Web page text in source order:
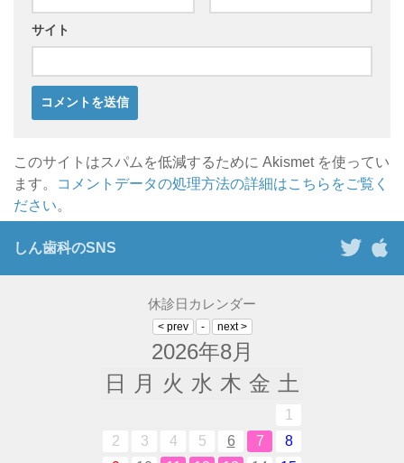
サイト
このサイトはスパムを低減するために Akismet を使ってい
ます。
コメントデータの処理方法の詳細はこちらをご覧く
ださい。
しん歯科のSNS
休診日カレンダー
2026年8月
日
月 火 水 木 金 土
1
2
3 4 5 6 7
8